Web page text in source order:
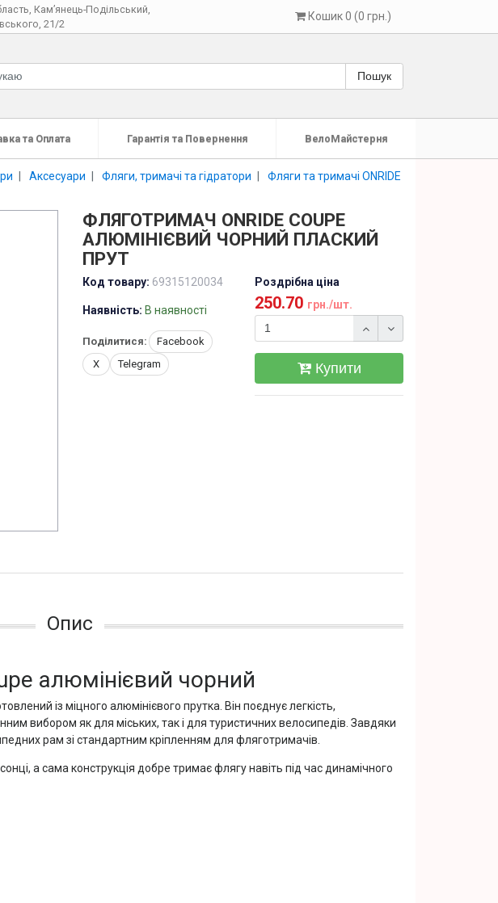
Кам’янець-Подільський
21/2
Кошик 0 (0 грн.)
Пошук
та Оплата Гарантія та Повернення ВелоМайстерня
Аксесуари Фляги, тримачі та гідратори
Фляги та тримачі ONRIDE
ФЛЯГОТРИМАЧ ONRIDE COUPE
АЛЮМІНІЄВИЙ ЧОРНИЙ ПЛАСКИЙ
ПРУТ
Код товару: 69315120034
Наявність: В наявності
Поділитися:
Facebook
X
Telegram
Роздрібна ціна
250.70 грн./шт.
Купити
Опис
алюмінієвий чорний
із міцного алюмінієвого прутка. Він поєднує легкість,
вибором як для міських, так і для туристичних велосипедів. Завдяки
рам зі стандартним кріпленням для фляготримачів.
а сама конструкція добре тримає флягу навіть під час динамічного